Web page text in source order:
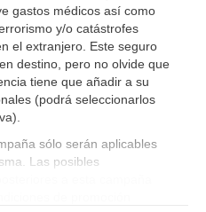
gastos médicos así como
y/o catástrofes
el extranjero. Este seguro
destino, pero no olvide que
tiene que añadir a su
(podrá seleccionarlos
sólo serán aplicables
Las posibles